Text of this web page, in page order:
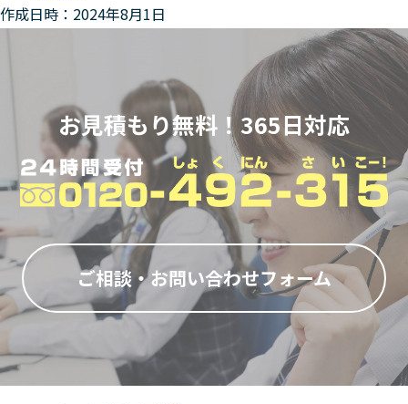
作成日時：2024年8月1日
お見積もり無料！365日対応
ご相談・お問い合わせフォーム